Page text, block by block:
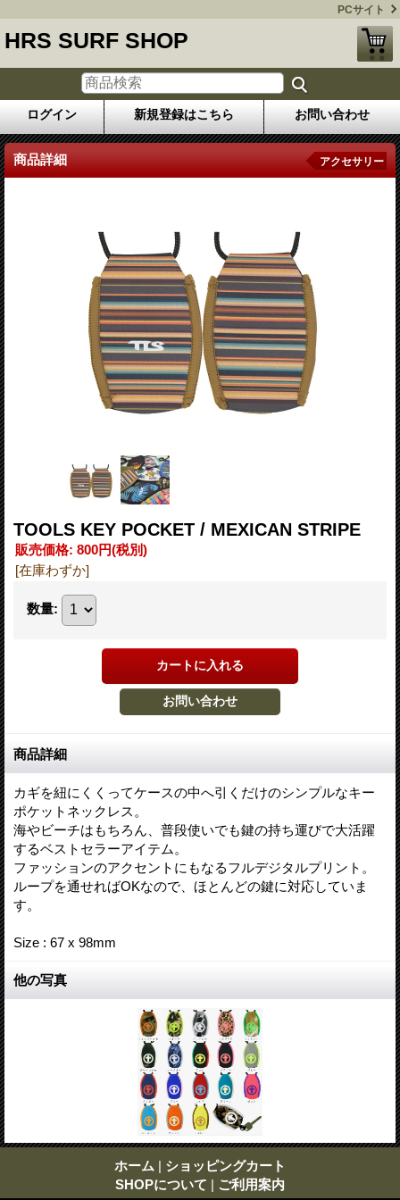
PCサイト
HRS SURF SHOP
ログイン 新規登録はこちら お問い合わせ
商品詳細 アクセサリー
TOOLS KEY POCKET / MEXICAN STRIPE
販売価格: 800円(税別)
[在庫わずか]
数量:
商品詳細
カギを紐にくくってケースの中へ引くだけのシンプルなキー
ポケットネックレス。
海やビーチはもちろん、普段使いでも鍵の持ち運びで大活躍
するベストセラーアイテム。
ファッションのアクセントにもなるフルデジタルプリント。
ループを通せればOKなので、ほとんどの鍵に対応していま
す。
Size : 67 x 98mm
他の写真
ホーム | ショッピングカート
SHOPについて | ご利用案内